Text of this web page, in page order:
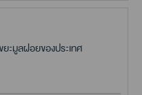
ะมูลฝอยของประเทศ